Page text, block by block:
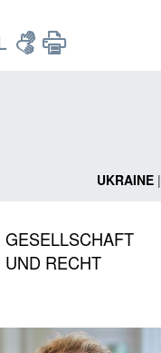
UKRAINE|
GESELLSCHAFT
UND RECHT